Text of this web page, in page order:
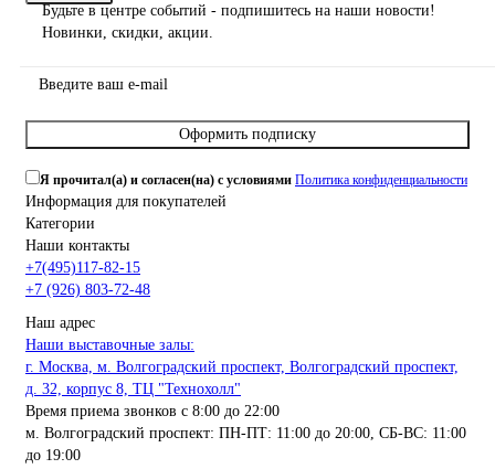
Будьте в центре событий - подпишитесь на наши новости!
Новинки, скидки, акции.
Оформить подписку
Я прочитал(а) и согласен(на) с условиями Политика конфиденциальности
Информация для покупателей
Категории
Наши контакты
+7(495)117-82-15
+7 (926) 803-72-48
Наш адрес
Наши выставочные залы:
г. Москва, м. Волгоградский проспект, Волгоградский проспект,
д. 32, корпус 8, ТЦ "Технохолл"
Время приема звонков с 8:00 до 22:00
м. Волгоградский проспект: ПН-ПТ: 11:00 до 20:00, СБ-ВС: 11:00
до 19:00